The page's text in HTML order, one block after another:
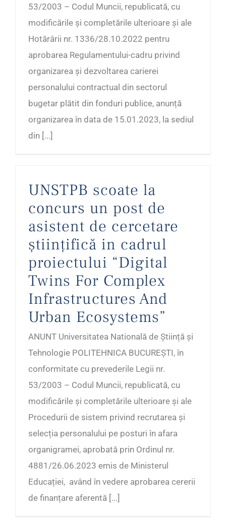
53/2003 – Codul Muncii, republicată, cu
modificările și completările ulterioare și ale
Hotărârii nr. 1336/28.10.2022 pentru
aprobarea Regulamentului-cadru privind
organizarea și dezvoltarea carierei
personalului contractual din sectorul
bugetar plătit din fonduri publice, anunță
organizarea în data de 15.01.2023, la sediul
din [...]
UNSTPB scoate la
concurs un post de
asistent de cercetare
științifică in cadrul
proiectului “Digital
Twins For Complex
Infrastructures And
Urban Ecosystems”
ANUNT Universitatea Natională de Știință și
Tehnologie POLITEHNICA BUCUREȘTI, în
conformitate cu prevederile Legii nr.
53/2003 – Codul Muncii, republicată, cu
modificările și completările ulterioare și ale
Procedurii de sistem privind recrutarea și
selecția personalului pe posturi în afara
organigramei, aprobată prin Ordinul nr.
4881/26.06.2023 emis de Ministerul
Educației, având în vedere aprobarea cererii
de finanțare aferentă [...]